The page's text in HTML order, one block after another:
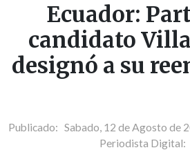
Ecuador:
candidato
designó a su
Publicado: Sabado, 12 de Agosto de
Periodista Digital: